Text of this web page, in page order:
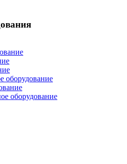
оборудование
оборудование